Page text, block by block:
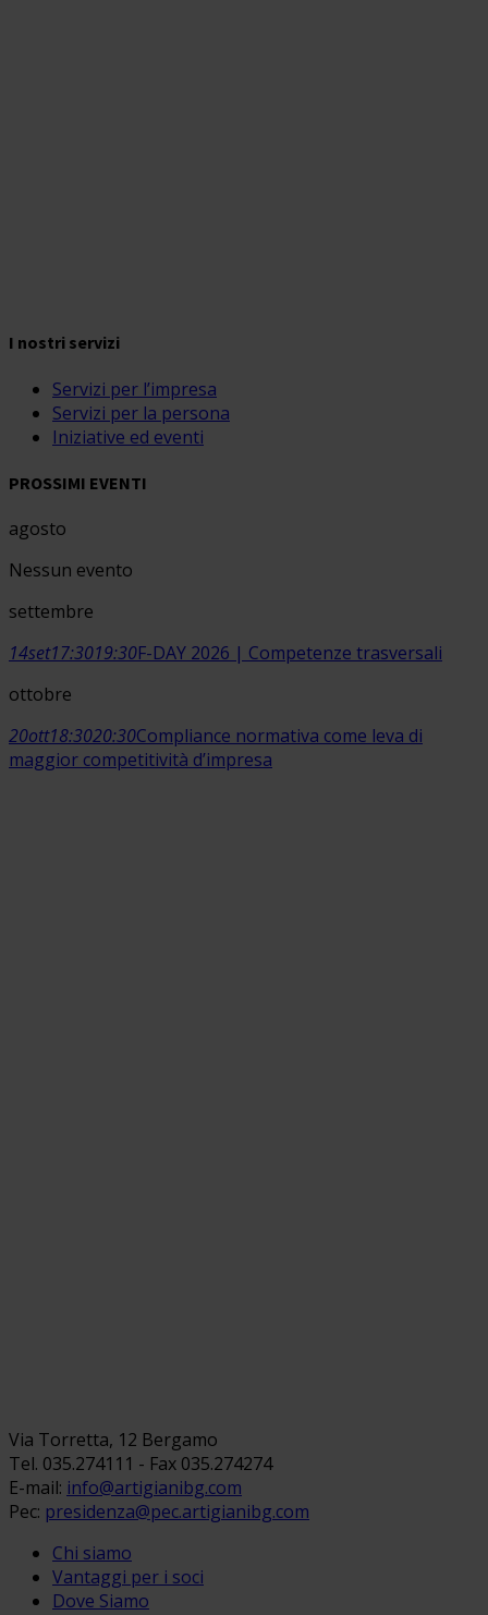
I nostri servizi
Servizi per l’impresa
Servizi per la persona
Iniziative ed eventi
PROSSIMI EVENTI
agosto
Nessun evento
settembre
14set17:3019:30F-DAY 2026 | Competenze trasversali
ottobre
20ott18:3020:30Compliance normativa come leva di
maggior competitività d’impresa
Via Torretta, 12 Bergamo
Tel. 035.274111 - Fax 035.274274
E-mail: info@artigianibg.com
Pec: presidenza@pec.artigianibg.com
Chi siamo
Vantaggi per i soci
Dove Siamo